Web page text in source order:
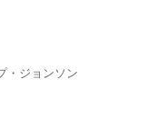
ジョンソン